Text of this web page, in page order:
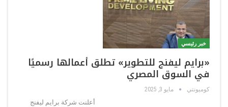
خبر رئيسي
«برايم ليفنج للتطوير» تطلق أعمالها رسميًا
في السوق المصري
كوميونتي مايو 3, 2025
أعلنت شركة برايم ليفنج